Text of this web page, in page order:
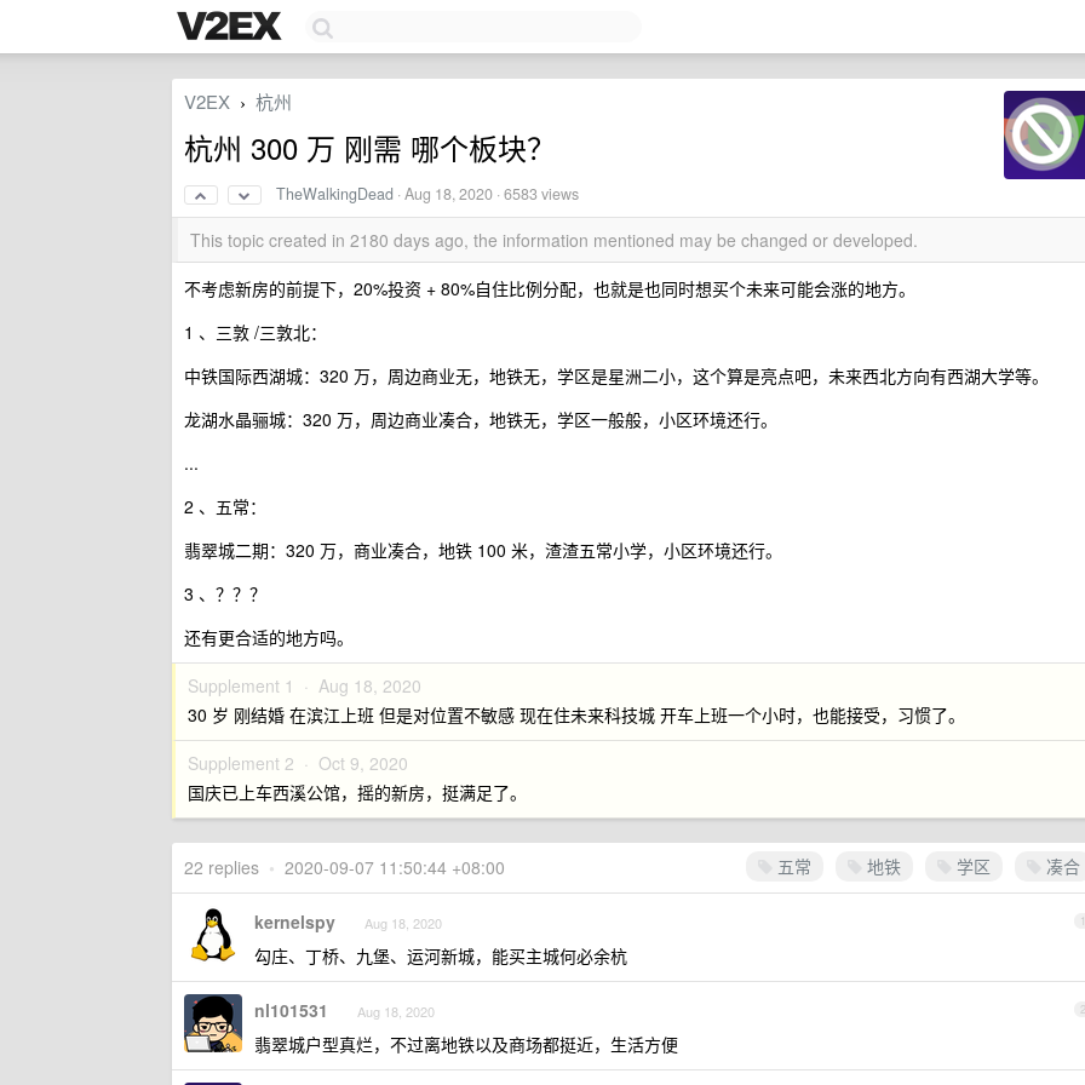
V2EX › 杭州
杭州 300 万 刚需 哪个板块？
TheWalkingDead ·Aug 18, 2020 · 6583 views
This topic created in 2180 days ago, the information mentioned may be changed or developed.
不考虑新房的前提下，20%投资 + 80%自住比例分配，也就是也同时想买个未来可能会涨的地方。
1 、三敦 /三敦北：
中铁国际西湖城：320 万，周边商业无，地铁无，学区是星洲二小，这个算是亮点吧，未来西北方向有西湖大学等。
龙湖水晶骊城：320 万，周边商业凑合，地铁无，学区一般般，小区环境还行。
...
2 、五常：
翡翠城二期：320 万，商业凑合，地铁 100 米，渣渣五常小学，小区环境还行。
3 、？？？
还有更合适的地方吗。
Supplement 1 · Aug 18, 2020
30 岁 刚结婚 在滨江上班 但是对位置不敏感 现在住未来科技城 开车上班一个小时，也能接受，习惯了。
Supplement 2 · Oct 9, 2020
国庆已上车西溪公馆，摇的新房，挺满足了。
五常 地铁 学区 凑合
22 replies • 2020-09-07 11:50:44 +08:00
1
kernelspy Aug 18, 2020
勾庄、丁桥、九堡、运河新城，能买主城何必余杭
2
nl101531 Aug 18, 2020
翡翠城户型真烂，不过离地铁以及商场都挺近，生活方便